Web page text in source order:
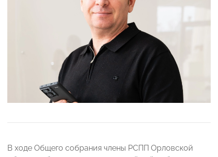
В ходе Общего собрания члены РСПП Орловской